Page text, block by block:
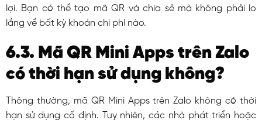
lợi. Bạn có thể tạo mã QR và chia sẻ mà không phải lo
lắng về bất kỳ khoản chi phí nào.
6.3. Mã QR Mini Apps trên Zalo
có thời hạn sử dụng không?
Thông thường, mã QR Mini Apps trên Zalo không có thời
hạn sử dụng cố định. Tuy nhiên, các nhà phát triển hoặc